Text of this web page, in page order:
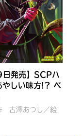
！まいぜんシス
つぜん、王様に
日発売】SCPハ
やしい味方!? ペ
古澤あつし／絵